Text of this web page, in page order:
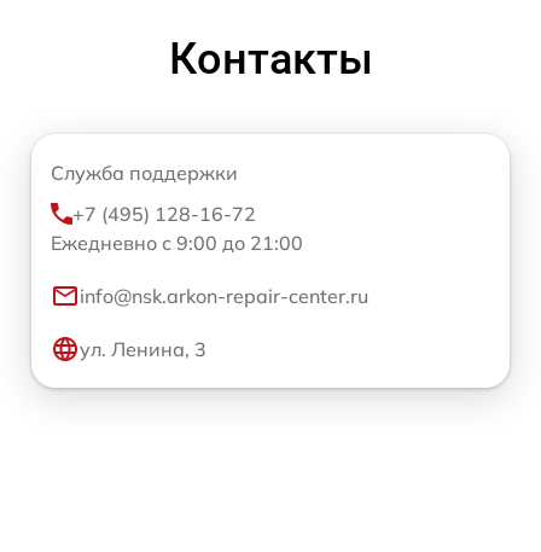
Контакты
Служба поддержки
+7 (495) 128-16-72
Ежедневно с 9:00 до 21:00
info@nsk.arkon-repair-center.ru
ул. Ленина, 3